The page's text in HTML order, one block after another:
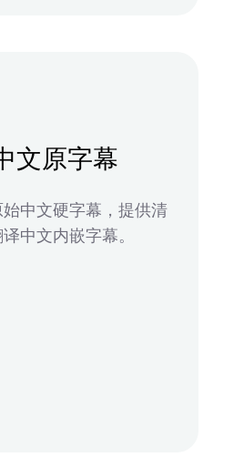
文原字幕
中文硬字幕，提供清
中文内嵌字幕。